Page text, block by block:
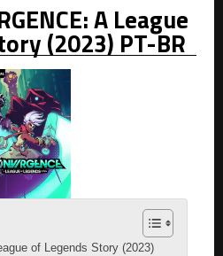
A League
(2023) PT-BR
of Legends Story (2023)